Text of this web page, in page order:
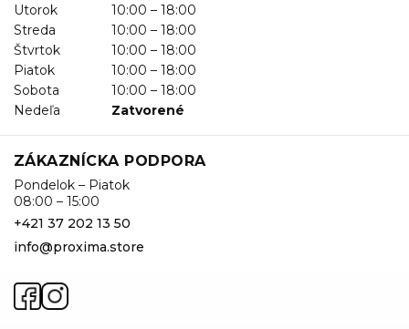
Utorok
10:00 – 18:00
Streda
10:00 – 18:00
Štvrtok
10:00 – 18:00
Piatok
10:00 – 18:00
Sobota
10:00 – 18:00
Nedeľa
Zatvorené
ZÁKAZNÍCKA PODPORA
Pondelok – Piatok
08:00 – 15:00
+421 37 202 13 50
info@proxima.store